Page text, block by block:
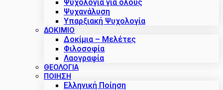
Ψυχολογία για όλους
Ψυχανάλυση
Υπαρξιακή Ψυχολογία
ΔΟΚΊΜΙΟ
Δοκίμια – Μελέτες
Φιλοσοφία
Λαογραφία
ΘΕΟΛΟΓΙΑ
ΠΟΙΗΣΗ
Ελληνική Ποίηση